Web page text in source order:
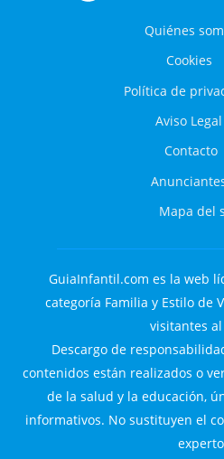
Quiénes
Cookies
Política de
Aviso Legal
Contacto
Mapa del
GuiaInfantil.com es la web
categoría Familia y Estilo de
visitantes
Descargo de
contenidos están realizados o
de la salud y la educación,
informativos. No sustituyen el